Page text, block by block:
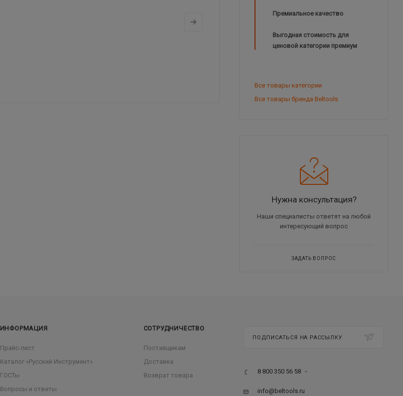
Премиальное качество
Выгодная стоимость для
ценовой категории премиум
Все товары категории
Все товары бренда Beltools
Нужна консультация?
Наши специалисты ответят на любой
интересующий вопрос
ЗАДАТЬ ВОПРОС
ИНФОРМАЦИЯ
Прайс-лист
Каталог «Русский Инструмент»
ГОСТы
Вопросы и ответы
СОТРУДНИЧЕСТВО
Поставщикам
Доставка
Возврат товара
ПОДПИСАТЬСЯ НА РАССЫЛКУ
8 800 350 56 58
info@beltools.ru